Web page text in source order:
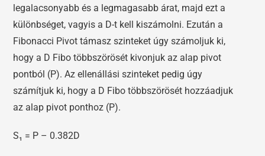
legalacsonyabb és a legmagasabb árat, majd ezt a
különbséget, vagyis a D-t kell kiszámolni. Ezután a
Fibonacci Pivot támasz szinteket úgy számoljuk ki,
hogy a D Fibo többszörösét kivonjuk az alap pivot
pontból (P). Az ellenállási szinteket pedig úgy
számítjuk ki, hogy a D Fibo többszörösét hozzáadjuk
az alap pivot ponthoz (P).
S₁ = P – 0.382D